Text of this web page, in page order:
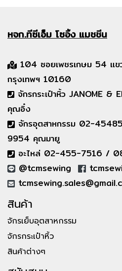
หจก.ทีซีเอ็มโซอิ้ง แมชชีน
104 ซอยเพชรเกษม 54 แ
กรุงเทพฯ 10160
จักรกระเป๋าหิ้ว JANOME
คุณอิ๋ง
จักรอุตสาหกรรม 02-
9954 คุณมายู
อะไหล่ 02-455-7516 /
@tcmsewing
สินค้า
จักรเย็บอุตสาหกรรม
จักรกระเป๋าหิ้ว
สินค้าต่างๆ